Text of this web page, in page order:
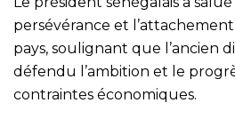
persévérance et
pays, soulignant que l’ancien
défendu l’ambition et le
contraintes économiques.